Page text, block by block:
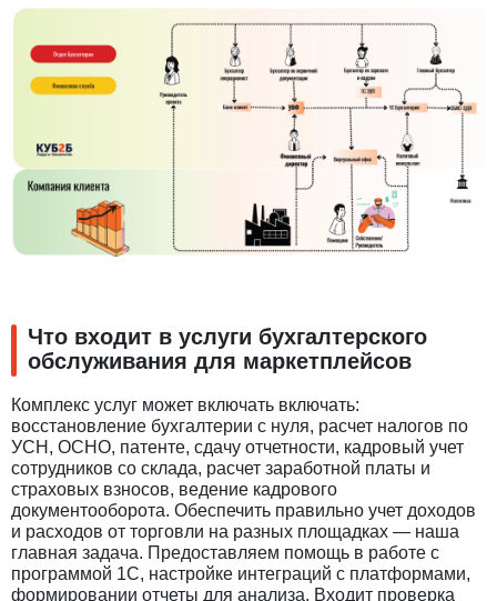
Что входит в услуги бухгалтерского
обслуживания для маркетплейсов
Комплекс услуг может включать включать:
восстановление бухгалтерии с нуля, расчет налогов по
УСН, ОСНО, патенте, сдачу отчетности, кадровый учет
сотрудников со склада, расчет заработной платы и
страховых взносов, ведение кадрового
документооборота. Обеспечить правильно учет доходов
и расходов от торговли на разных площадках — наша
главная задача. Предоставляем помощь в работе с
программой 1С, настройке интеграций с платформами,
формировании отчеты для анализа. Входит проверка